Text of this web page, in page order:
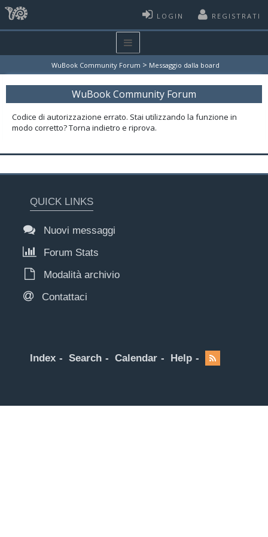
LOGIN REGISTRATI
WuBook Community Forum > Messaggio dalla board
WuBook Community Forum
Codice di autorizzazione errato. Stai utilizzando la funzione in
modo corretto? Torna indietro e riprova.
QUICK LINKS
Nuovi messaggi
Forum Stats
Modalità archivio
Contattaci
Index Search Calendar Help